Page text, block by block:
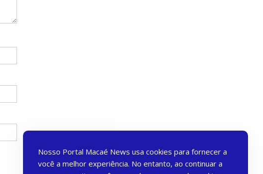
Nosso Portal Macaé News usa cookies para fornecer a
você a melhor experiência. No entanto, ao continuar a